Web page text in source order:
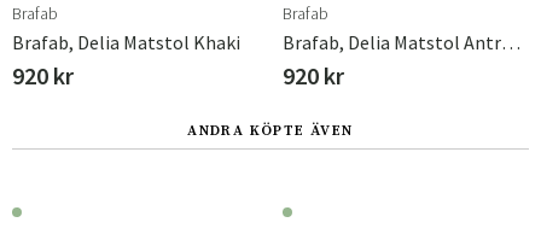
Brafab
Brafab, Delia Matstol Khaki
920 kr
Brafab
Brafab, Delia Matstol Antracit
920 kr
ANDRA KÖPTE ÄVEN